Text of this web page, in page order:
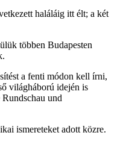
haláláig itt élt; a két
többen Budapesten
a fenti módon kell írni,
világháború idején is
und
ismereteket adott közre.